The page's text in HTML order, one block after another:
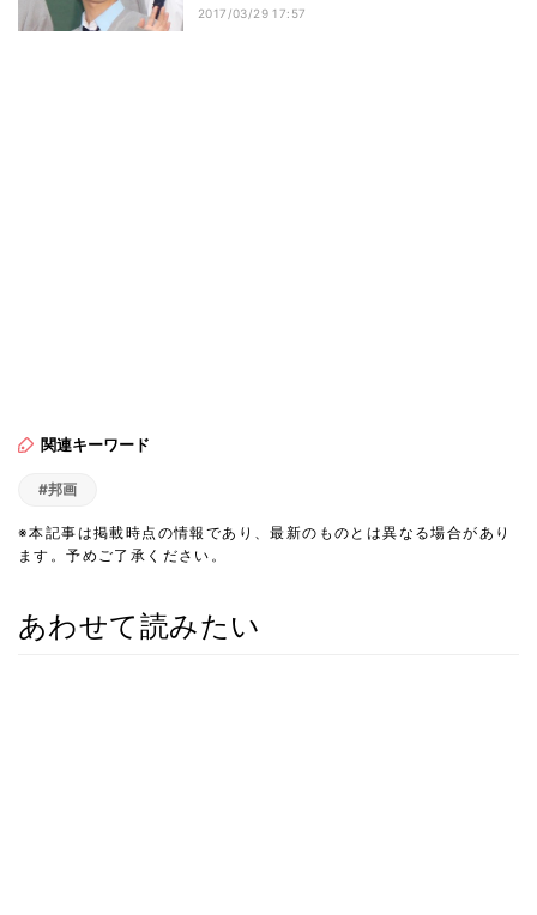
2017/03/29 17:57
関連キーワード
#邦画
※本記事は掲載時点の情報であり、最新のものとは異なる場合があり
ます。予めご了承ください。
あわせて読みたい